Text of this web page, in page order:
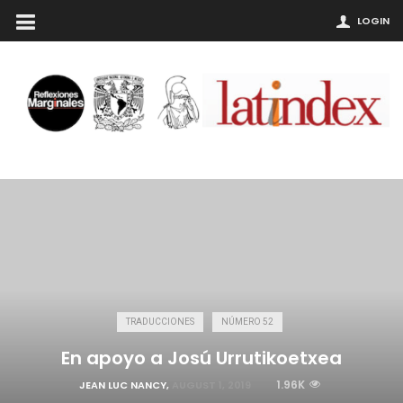
LOGIN
TRADUCCIONES NÚMERO 52
En apoyo a Josú Urrutikoetxea
JEAN LUC NANCY, 1.96K